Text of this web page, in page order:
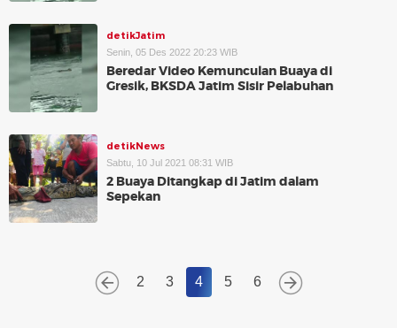
detikJatim
Senin, 05 Des 2022 20:23 WIB
Beredar Video Kemunculan Buaya di
Gresik, BKSDA Jatim Sisir Pelabuhan
detikNews
Sabtu, 10 Jul 2021 08:31 WIB
2 Buaya Ditangkap di Jatim dalam
Sepekan
2 3 4 5 6